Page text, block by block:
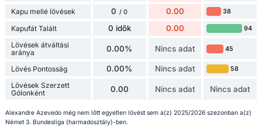
Kapu mellé lövések 0 / 0 0.00 38
Kapufát Talált 0 idők 0.00 94
Lövések átváltási
aránya
0.00% Nincs adat 45
Lövés Pontosság 0.00% Nincs adat 58
Lövések Szerzett
Gólonként
0.00 Nincs adat Nincs adat
Alexandre Azevedo még nem lőtt egyetlen lövést sem a(z) 2025/2026 szezonban a(z)
Német 3. Bundesliga (harmadosztály)-ben.